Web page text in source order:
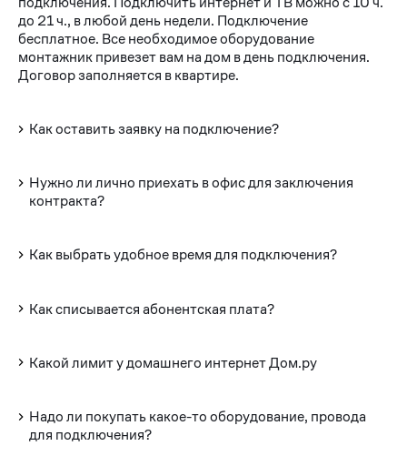
до 21 ч., в любой день недели. Подключение
бесплатное. Все необходимое оборудование
монтажник привезет вам на дом в день подключения.
Договор заполняется в квартире.
Как оставить заявку на подключение?
Нужно ли лично приехать в офис для заключения
контракта?
Как выбрать удобное время для подключения?
Как списывается абонентская плата?
Какой лимит у домашнего интернет Дом.ру
Надо ли покупать какое-то оборудование, провода
для подключения?